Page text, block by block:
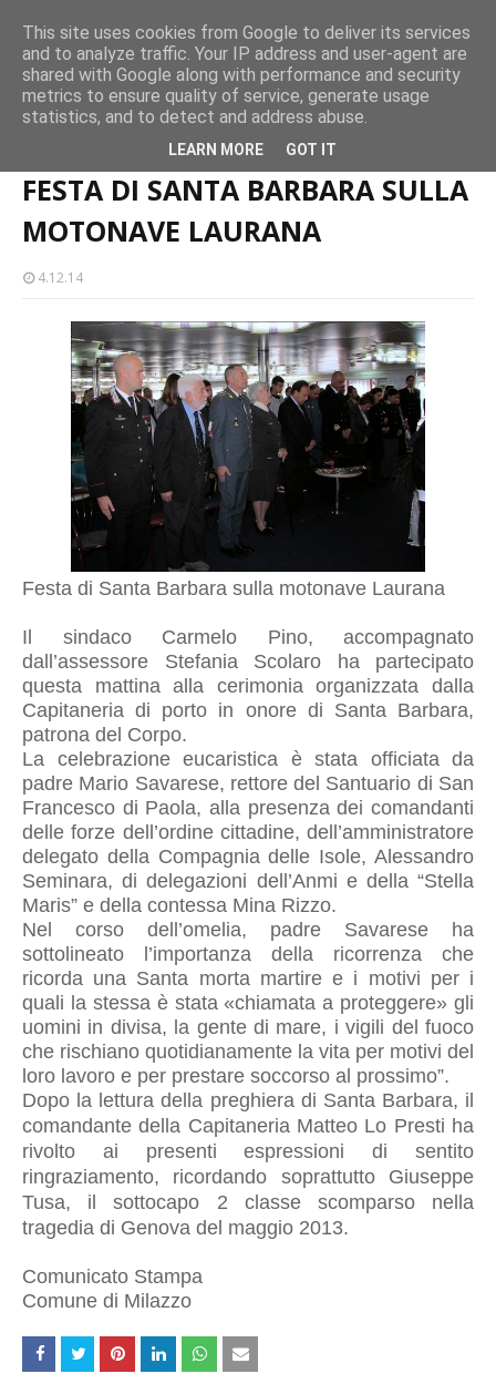
Milazzo si prepara alla magia del “Concerto all’Alba”
EVENTI
FESTA DI SANTA BARBARA SULLA MOTONAVE LAURANA
FESTA DI SANTA BARBARA SULLA
MOTONAVE LAURANA
4.12.14
Festa di Santa Barbara sulla motonave Laurana
Il sindaco Carmelo Pino, accompagnato
dall’assessore Stefania Scolaro ha partecipato
questa mattina alla cerimonia organizzata dalla
Capitaneria di porto in onore di Santa Barbara,
patrona del Corpo.
La celebrazione eucaristica è stata officiata da
padre Mario Savarese, rettore del Santuario di San
Francesco di Paola, alla presenza dei comandanti
delle forze dell’ordine cittadine, dell’amministratore
delegato della Compagnia delle Isole, Alessandro
Seminara, di delegazioni dell’Anmi e della “Stella
Maris” e della contessa Mina Rizzo.
Nel corso dell’omelia, padre Savarese ha
sottolineato l’importanza della ricorrenza che
ricorda una Santa morta martire e i motivi per i
quali la stessa è stata «chiamata a proteggere» gli
uomini in divisa, la gente di mare, i vigili del fuoco
che rischiano quotidianamente la vita per motivi del
loro lavoro e per prestare soccorso al prossimo”.
Dopo la lettura della preghiera di Santa Barbara, il
comandante della Capitaneria Matteo Lo Presti ha
rivolto ai presenti espressioni di sentito
ringraziamento, ricordando soprattutto Giuseppe
Tusa, il sottocapo 2 classe scomparso nella
tragedia di Genova del maggio 2013.
Comunicato Stampa
Comune di Milazzo
This site uses cookies from Google to deliver its services
and to analyze traffic. Your IP address and user-agent are
shared with Google along with performance and security
metrics to ensure quality of service, generate usage
statistics, and to detect and address abuse.
LEARN MORE GOT IT